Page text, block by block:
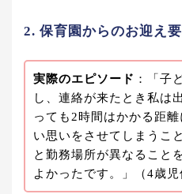
2. 保育園からのお迎え
実際のエピソード ：「子
し、連絡が来たとき私は
っても2時間はかかる距
い思いをさせてしまうこ
と勤務場所が異なること
よかったです。」（4歳児